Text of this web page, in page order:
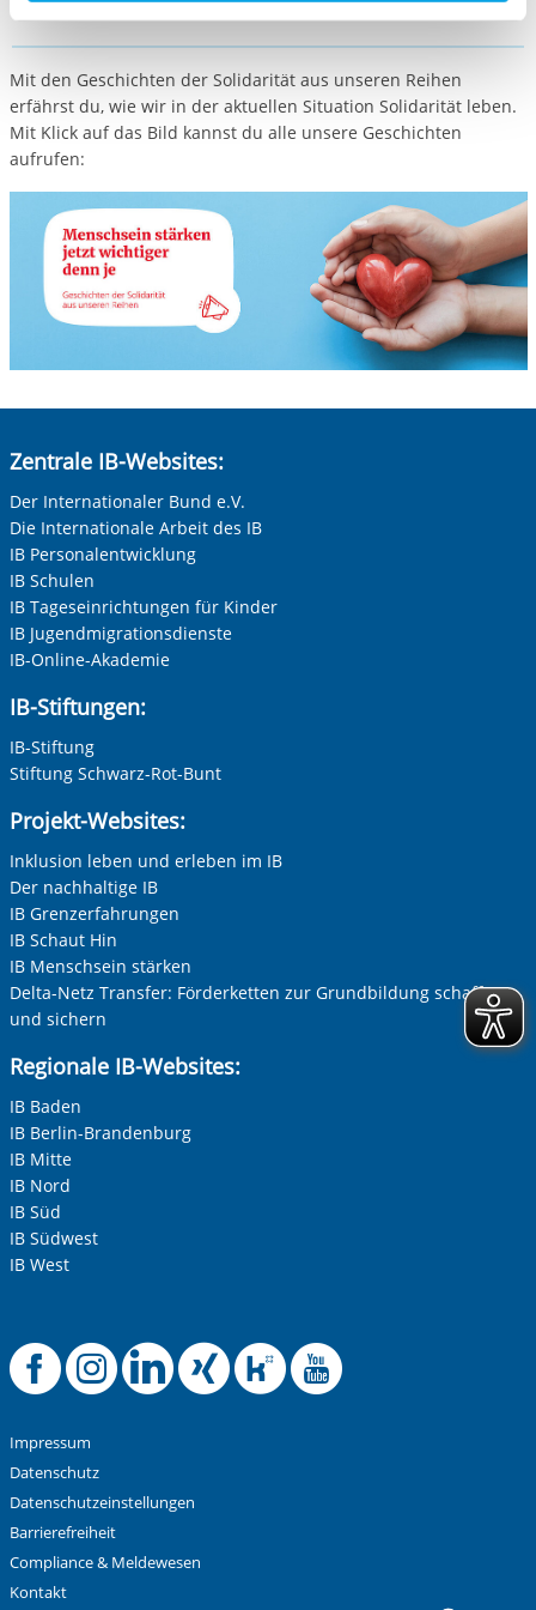
aufgerufenen und somit gewünschten Website-
Funktionen sind. Diese Cookies setzen wir aufgrund
berechtigter Interessen und daher unabhängig von einer
Einwilligung.
Mit den Geschichten der Solidarität aus unseren Reihen
erfährst du, wie wir in der aktuellen Situation Solidarität leben.
Mit Klick auf das Bild kannst du alle unsere Geschichten
aufrufen:
Zentrale IB-Websites:
Der Internationaler Bund e.V.
Die Internationale Arbeit des IB
IB Personalentwicklung
IB Schulen
IB Tageseinrichtungen für Kinder
IB Jugendmigrationsdienste
IB-Online-Akademie
IB-Stiftungen:
IB-Stiftung
Stiftung Schwarz-Rot-Bunt
Projekt-Websites:
Inklusion leben und erleben im IB
Der nachhaltige IB
IB Grenzerfahrungen
IB Schaut Hin
IB Menschsein stärken
Delta-Netz Transfer: Förderketten zur Grundbildung schaffen
und sichern
Regionale IB-Websites:
IB Baden
IB Berlin-Brandenburg
IB Mitte
IB Nord
IB Süd
IB Südwest
IB West
Offizielle
Offizielle
Offizielle
Offizielle
Offizielle
Impressum
Datenschutz
Datenschutzeinstellungen
Barrierefreiheit
Compliance & Meldewesen
Kontakt